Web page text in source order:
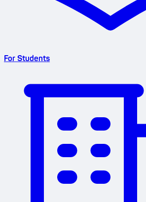
For Students